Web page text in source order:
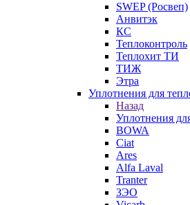
SWEP (Росвеп)
Анвитэк
КС
Теплоконтроль
Теплохит ТИ
ТИЖ
Этра
Уплотнения для
Назад
Уплотнения
BOWA
Ciat
Ares
Alfa Laval
Tranter
ЗЭО